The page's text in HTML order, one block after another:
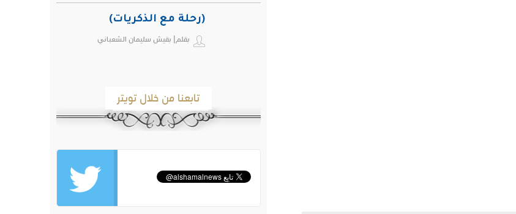
(رحلة مع الذكريات)
بقلم| بقيش سليمان الشعباني
تابعنا من خلال تويتر